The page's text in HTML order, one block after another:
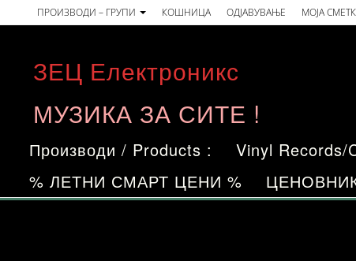
to
content
ПРОИЗВОДИ – ГРУПИ КОШНИЦА ОДЈАВУВАЊЕ МОЈА
ЗЕЦ Електроникс
МУЗИКА ЗА СИТЕ !
Производи / Products : Vinyl Records/
% ЛЕТНИ СМАРТ ЦЕНИ %